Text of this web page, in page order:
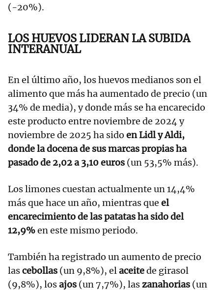
(-20%).
LOS HUEVOS LIDERAN LA SUBIDA
INTERANUAL
En el último año, los huevos medianos son el
alimento que más ha aumentado de precio (un
34% de media), y donde más se ha encarecido
este producto entre noviembre de 2024 y
noviembre de 2025 ha sido en Lidl y Aldi,
donde la docena de sus marcas propias ha
pasado de 2,02 a 3,10 euros (un 53,5% más).
Los limones cuestan actualmente un 14,4%
más que hace un año, mientras que el
encarecimiento de las patatas ha sido del
12,9%en este mismo periodo.
También ha registrado un aumento de precio
lascebollas (un 9,8%), elaceitede girasol
(9,8%), losajos (un 7,7%), laszanahorias (un